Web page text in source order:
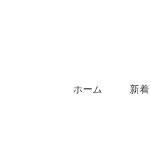
ホーム 新着